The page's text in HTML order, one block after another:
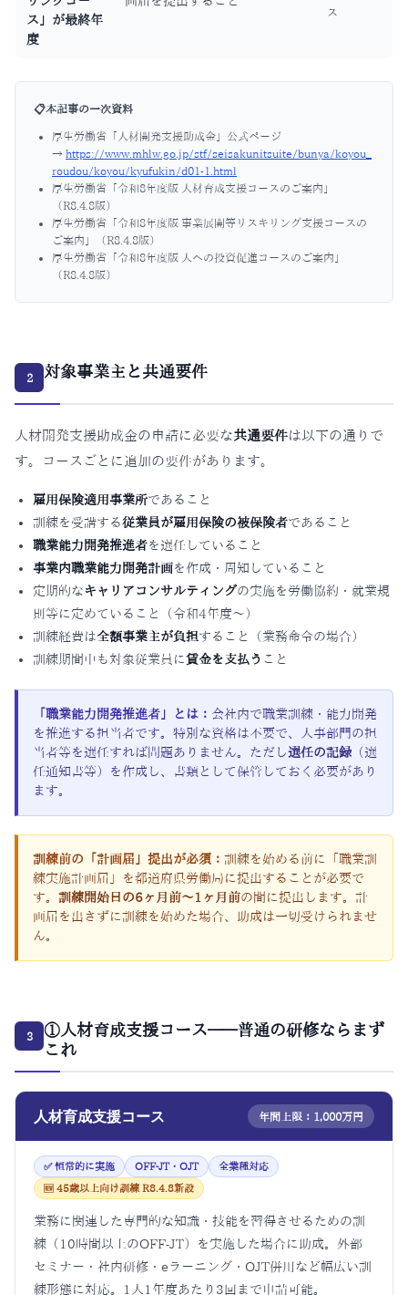
ス」が最終年
度
ス
📋本記事の一次資料
厚生労働省「人材開発支援助成金」公式ページ
→ https://www.mhlw.go.jp/stf/seisakunitsuite/bunya/koyou_
roudou/koyou/kyufukin/d01-1.html
厚生労働省「令和8年度版 人材育成支援コースのご案内」
（R8.4.8版）
厚生労働省「令和8年度版 事業展開等リスキリング支援コースの
ご案内」（R8.4.8版）
厚生労働省「令和8年度版 人への投資促進コースのご案内」
（R8.4.8版）
2 対象事業主と共通要件
人材開発支援助成金の申請に必要な共通要件は以下の通りで
す。コースごとに追加の要件があります。
雇用保険適用事業所であること
訓練を受講する従業員が雇用保険の被保険者であること
職業能力開発推進者を選任していること
事業内職業能力開発計画を作成・周知していること
定期的なキャリアコンサルティングの実施を労働協約・就業規
則等に定めていること（令和4年度〜）
訓練経費は全額事業主が負担すること（業務命令の場合）
訓練期間中も対象従業員に賃金を支払う こと
「職業能力開発推進者」とは： 会社内で職業訓練・能力開発
を推進する担当者です。特別な資格は不要で、人事部門の担
当者等を選任すれば問題ありません。ただし選任の記録 （選
任通知書等）を作成し、書類として保管しておく必要があり
ます。
訓練前の「計画届」提出が必須： 訓練を始める前に「職業訓
練実施計画届」を都道府県労働局に提出することが必要で
す。 訓練開始日の6ヶ月前〜1ヶ月前の間に提出します。計
画届を出さずに訓練を始めた場合、助成は一切受けられませ
ん。
3
①人材育成支援コース——普通の研修ならまず
これ
人材育成支援コース 年間上限：1,000万円
✅ 恒常的に実施 OFF-JT・OJT 全業種対応
🆕 45歳以上向け訓練 R8.4.8新設
業務に関連した専門的な知識・技能を習得させるための訓
練（10時間以上のOFF-JT）を実施した場合に助成。外部
セミナー・社内研修・eラーニング・OJT併用など幅広い訓
練形態に対応。1人1年度あたり3回まで申請可能。